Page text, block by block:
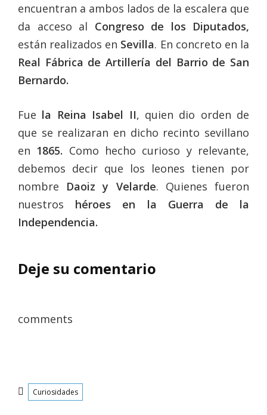
encuentran a ambos lados de la escalera que
da acceso al Congreso de los Diputados,
están realizados en Sevilla. En concreto en la
Real Fábrica de Artillería del Barrio de San
Bernardo.
Fue la Reina Isabel II, quien dio orden de
que se realizaran en dicho recinto sevillano
en 1865. Como hecho curioso y relevante,
debemos decir que los leones tienen por
nombre Daoiz y Velarde. Quienes fueron
nuestros héroes en la Guerra de la
Independencia.
Deje su comentario
comments
Categorías
Curiosidades